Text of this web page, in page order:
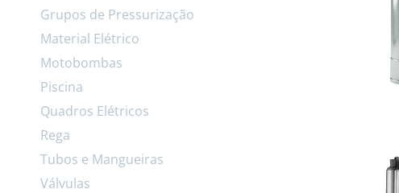
Grupos de Pressurização
Material Elétrico
Motobombas
Piscina
Quadros Elétricos
Rega
Tubos e Mangueiras
Válvulas